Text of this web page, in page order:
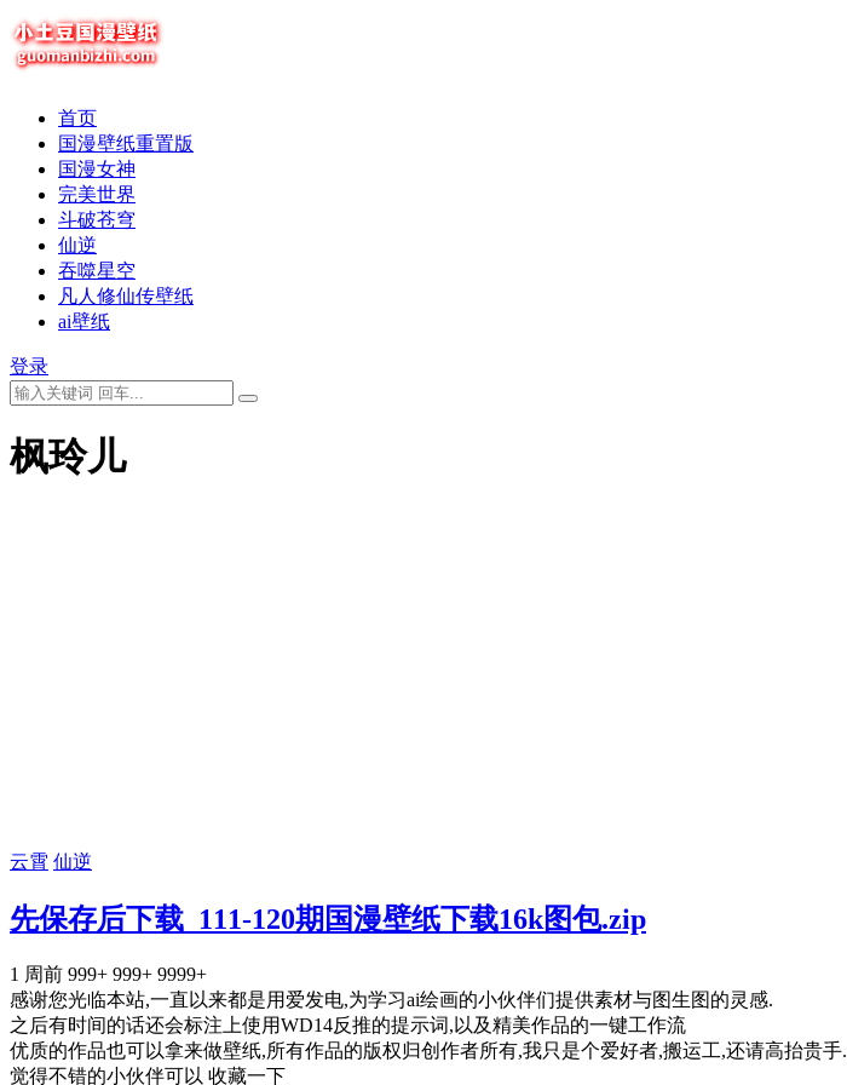
首页
国漫壁纸重置版
国漫女神
完美世界
斗破苍穹
仙逆
吞噬星空
凡人修仙传壁纸
ai壁纸
登录
枫玲儿
云霄 仙逆
先保存后下载_111-120期国漫壁纸下载16k图包.zip
1 周前 999+ 999+ 9999+
感谢您光临本站,一直以来都是用爱发电,为学习ai绘画的小伙伴们提供素材与图生图的灵感.
之后有时间的话还会标注上使用WD14反推的提示词,以及精美作品的一键工作流
优质的作品也可以拿来做壁纸,所有作品的版权归创作者所有,我只是个爱好者,搬运工,还请高抬贵手.
觉得不错的小伙伴可以 收藏一下